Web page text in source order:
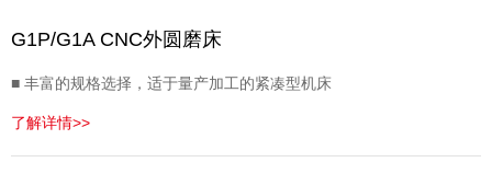
G1P/G1A CNC外圆磨床
■ 丰富的规格选择，适于量产加工的紧凑型机床
了解详情>>